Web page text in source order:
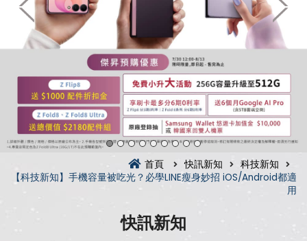
首頁 快訊新知
科技新知
【科技新知】手機容量被吃光？必學LINE瘦身妙招 iOS/Android都適
用
快訊新知